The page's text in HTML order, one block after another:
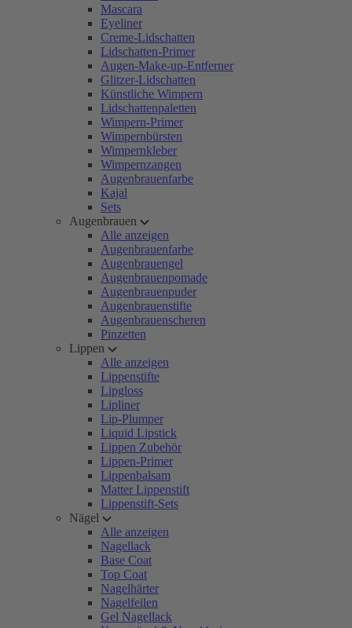
Mascara
Eyeliner
Creme-Lidschatten
Lidschatten-Primer
Augen-Make-up-Entferner
Glitzer-Lidschatten
Künstliche Wimpern
Lidschattenpaletten
Wimpern-Primer
Wimpernbürsten
Wimpernkleber
Wimpernzangen
Augenbrauenfarbe
Kajal
Sets
Augenbrauen
Alle anzeigen
Augenbrauenfarbe
Augenbrauengel
Augenbrauenpomade
Augenbrauenpuder
Augenbrauenstifte
Augenbrauenscheren
Pinzetten
Lippen
Alle anzeigen
Lippenstifte
Lipgloss
Lipliner
Lip-Plumper
Liquid Lipstick
Lippen Zubehör
Lippen-Primer
Lippenbalsam
Matter Lippenstift
Lippenstift-Sets
Nägel
Alle anzeigen
Nagellack
Base Coat
Top Coat
Nagelhärter
Nagelfeilen
Gel Nagellack